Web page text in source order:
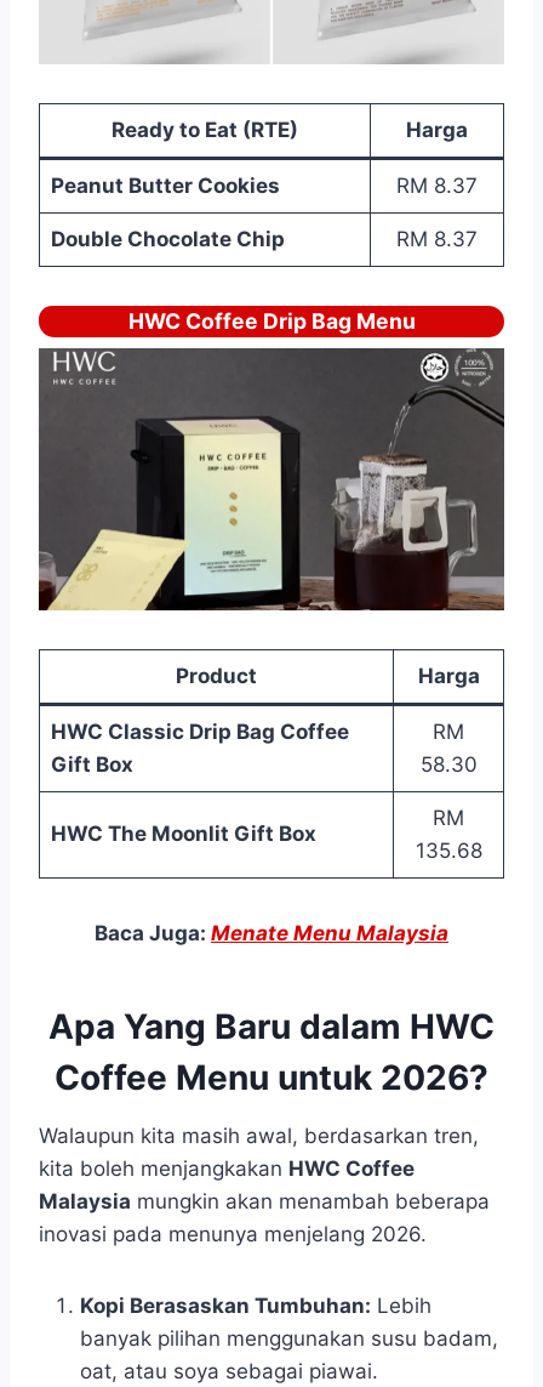
Ready to Eat (RTE) Harga
Peanut Butter Cookies RM 8.37
Double Chocolate Chip RM 8.37
HWC Coffee Drip Bag Menu
Product Harga
HWC Classic Drip Bag Coffee
Gift Box
RM
58.30
HWC The Moonlit Gift Box
RM
135.68
Baca Juga: Menate Menu Malaysia
Apa Yang Baru dalam HWC
Coffee Menu untuk 2026?
Walaupun kita masih awal, berdasarkan tren,
kita boleh menjangkakan HWC Coffee
Malaysia mungkin akan menambah beberapa
inovasi pada menunya menjelang 2026.
Kopi Berasaskan Tumbuhan: Lebih
banyak pilihan menggunakan susu badam,
oat, atau soya sebagai piawai.